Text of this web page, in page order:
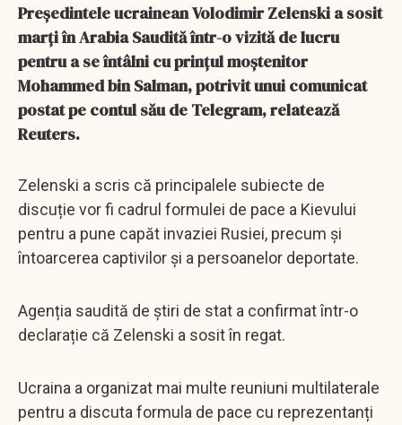
Președintele ucrainean Volodimir Zelenski a sosit
marți în Arabia Saudită într-o vizită de lucru
pentru a se întâlni cu prințul moștenitor
Mohammed bin Salman, potrivit unui comunicat
postat pe contul său de Telegram, relatează
Reuters.
Zelenski a scris că principalele subiecte de
discuție vor fi cadrul formulei de pace a Kievului
pentru a pune capăt invaziei Rusiei, precum și
întoarcerea captivilor și a persoanelor deportate.
Agenția saudită de știri de stat a confirmat într-o
declarație că Zelenski a sosit în regat.
Ucraina a organizat mai multe reuniuni multilaterale
pentru a discuta formula de pace cu reprezentanți